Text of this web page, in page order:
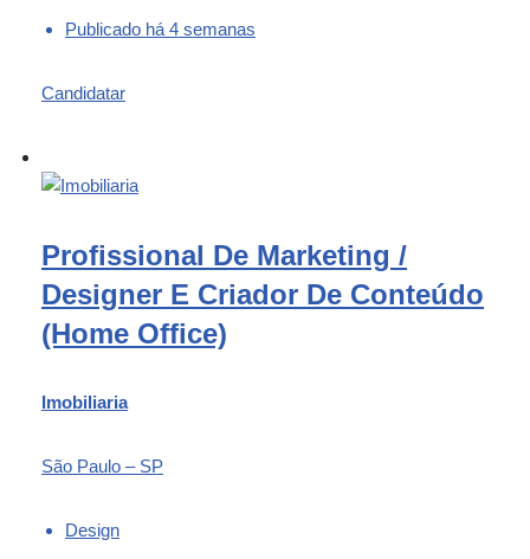
Publicado há 4 semanas
Candidatar
Profissional De Marketing /
Designer E Criador De Conteúdo
(Home Office)
Imobiliaria
São Paulo – SP
Design